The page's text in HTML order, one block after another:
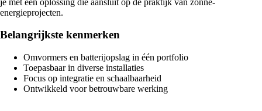
energieprojecten.
Belangrijkste kenmerken
Omvormers en batterijopslag in één portfolio
Toepasbaar in diverse installaties
Focus op integratie en schaalbaarheid
Ontwikkeld voor betrouwbare werking